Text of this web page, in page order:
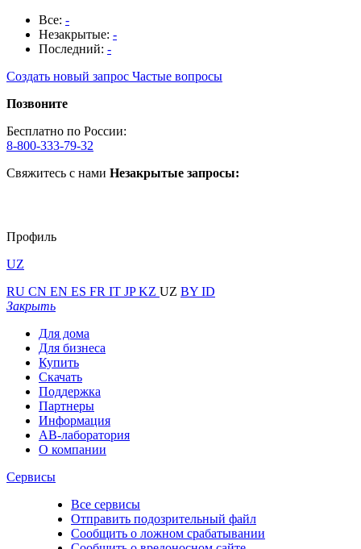
Все: -
Незакрытые: -
Последний: -
Создать новый запрос Частые вопросы
Позвоните
Бесплатно по России:
8-800-333-79-32
Свяжитесь с нами Незакрытые запросы:
Профиль
UZ
RU CN EN ES FR IT JPKZ UZ BY ID
Закрыть
Для дома
Для бизнеса
Купить
Скачать
Поддержка
Партнеры
Информация
АВ-лаборатория
О компании
Сервисы
Все сервисы
Отправить подозрительный файл
Сообщить о ложном срабатывании